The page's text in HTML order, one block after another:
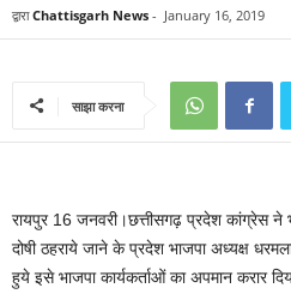
द्वारा Chattisgarh News - January 16, 2019
साझा करना
रायपुर 16 जनवरी।छत्तीसगढ़ प्रदेश कांग्रेस ने
दोषी ठहराये जाने के प्रदेश भाजपा अध्यक्ष
हुये इसे भाजपा कार्यकर्ताओं का अपमान करार